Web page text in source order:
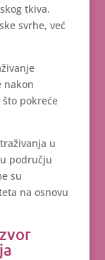
tkiva.
svrhe, već
nakon
pokreće
u
području
su
na osnovu